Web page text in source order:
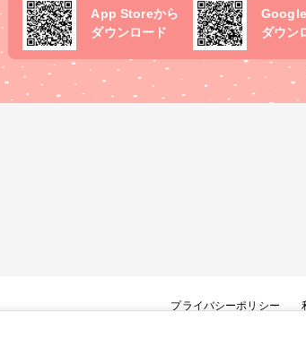
App Storeから
ダウンロード
ダウン
プライバシーポリシー